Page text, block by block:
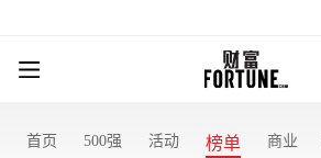
首页 500强 活动 榜单 商业